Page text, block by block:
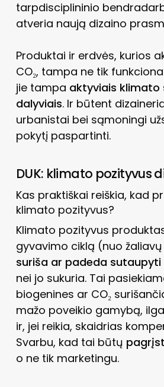
tarpdisciplininio
atveria naują dizaino
Produktai ir erdvės, kurios
CO₂, tampa ne tik
jie tampa aktyviais klimato
dalyviais. Ir būtent
urbanistai bei sąmoningi
pokytį paspartinti.
DUK: klimato pozityvus
Kas praktiškai reiškia, kad
klimato pozityvus?
Klimato pozityvus
gyvavimo ciklą (nuo
suriša ar padeda sutaupyti
nei jo sukuria. Tai
biogenines ar CO₂
mažo poveikio gamybą,
ir, jei reikia, skaidrias
Svarbu, kad tai būtų
o ne tik marketingu.